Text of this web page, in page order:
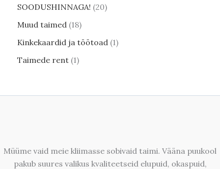
SOODUSHINNAGA! 20
Muud taimed 18
Kinkekaardid ja töötoad 1
Taimede rent 1
Müüme vaid meie kliimasse sobivaid taimi. Vääna puukool
pakub suures valikus kvaliteetseid elupuid, okaspuid,